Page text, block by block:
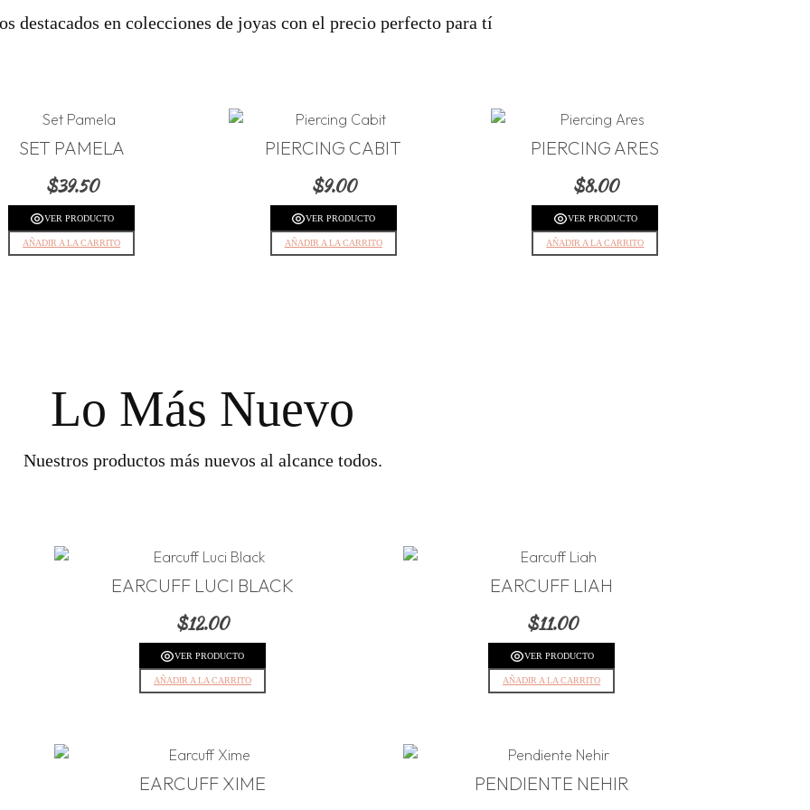
destacados en colecciones de joyas con el precio perfecto para tí
SET PAMELA
$39.50
VER PRODUCTO
AÑADIR A LA CARRITO
PIERCING CABIT
$9.00
VER PRODUCTO
AÑADIR A LA CARRITO
PIERCING ARES
$8.00
VER PRODUCTO
AÑADIR A LA CARRITO
Lo Más Nuevo
Nuestros productos más nuevos al alcance todos.
EARCUFF LUCI BLACK
$12.00
VER PRODUCTO
AÑADIR A LA CARRITO
EARCUFF LIAH
$11.00
VER PRODUCTO
AÑADIR A LA CARRITO
EARCUFF XIME PENDIENTE NEHIR